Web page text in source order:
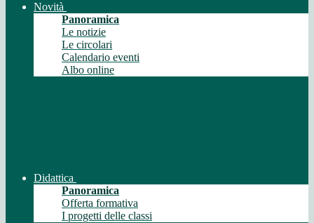
Novità
Panoramica
Le notizie
Le circolari
Calendario eventi
Albo online
Didattica
Panoramica
Offerta formativa
I progetti delle classi